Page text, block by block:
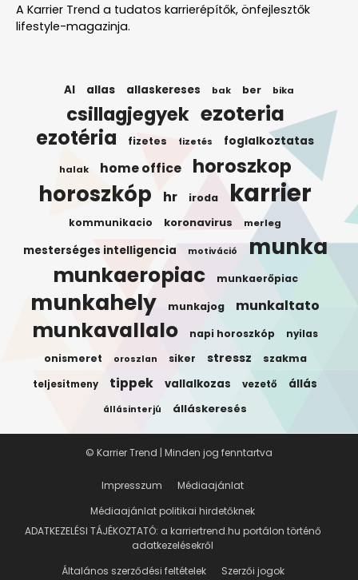
A Karrier Trend a tudatos karrierépítők, önfejlesztők
lifestyle-magazinja.
AI allas allaskereses bak ber bika
csillagjegyek ezoteria
ezotéria fizetes fizetés foglalkoztatas
halak home office horoszkop
horoszkóp hr iroda karrier
kommunikacio koronavirus merleg
mesterséges intelligencia motiváció munka
munkaeropiac munkaerőpiac
munkahely munkajog munkaltato
munkavallalo napi horoszkóp nyilas
onismeret oroszlan siker stressz szakma
teljesitmeny tippek vallalkozas vezető állás
állásinterjú álláskeresés
Impresszum
Médiaajánlat
Médiaajánlat politikai hirdetőknek
ADATKEZELÉSI TÁJÉKOZTATÓ: a karriertrend.hu portálon történő
adatkezelésekről
Általános szerződési feltételek
Szerzői jogok
© Karrier Trend | Minden jog fenntartva